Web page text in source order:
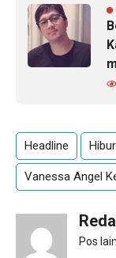
Headline
Vanessa Angel
Pos